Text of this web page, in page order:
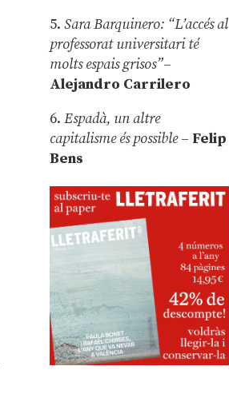
5.Sara Barquinero: “L’accés al
professorat universitari té
molts espais grisos”–
Alejandro Carrilero
6.Espadà, un altre
capitalisme és possible – Felip
Bens